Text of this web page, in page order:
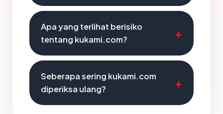
Apa yang terlihat berisiko
tentang kukami.com?
Seberapa sering kukami.com
diperiksa ulang?